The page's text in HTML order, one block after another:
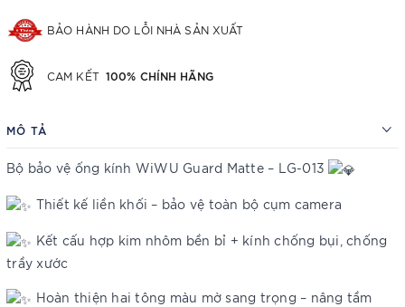
BẢO HÀNH DO LỖI NHÀ SẢN XUẤT
CAM KẾT 100% CHÍNH HÃNG
MÔ TẢ
Bộ bảo vệ ống kính WiWU Guard Matte – LG-013
Thiết kế liền khối – bảo vệ toàn bộ cụm camera
Kết cấu hợp kim nhôm bền bỉ + kính chống bụi, chống
trầy xước
Hoàn thiện hai tông màu mờ sang trọng – nâng tầm